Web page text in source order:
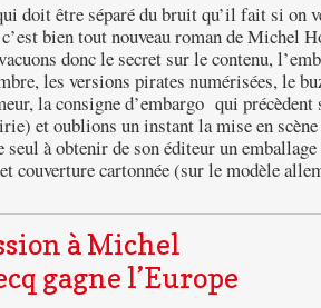
doit être séparé du bruit qu’il fait si on
bien tout nouveau roman de Michel
donc le secret sur le contenu,
les versions pirates numérisées, le
la consigne d’embargo qui précèdent
et oublions un instant la mise en scène
seul à obtenir de son éditeur un
couverture cartonnée (sur le modèle
à Michel
gagne l’Europe